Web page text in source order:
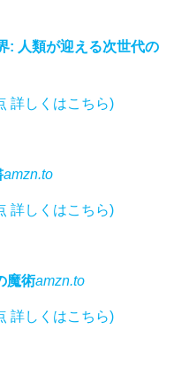
: 人類が迎える次世代の
詳しくはこちら)
amzn.to
詳しくはこちら)
魔術amzn.to
詳しくはこちら)